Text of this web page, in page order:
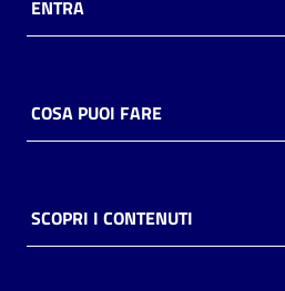
online
Piani
ENTRA
COSA PUOI FARE
SCOPRI I CONTENUTI